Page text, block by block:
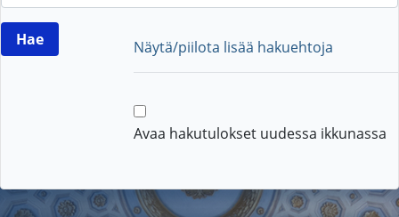
Näytä/piilota lisää hakuehtoja
Avaa hakutulokset uudessa ikkunassa